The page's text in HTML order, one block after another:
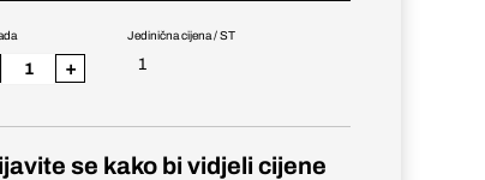
Jedinična cijena / ST
1
+
se kako bi vidjeli cijene